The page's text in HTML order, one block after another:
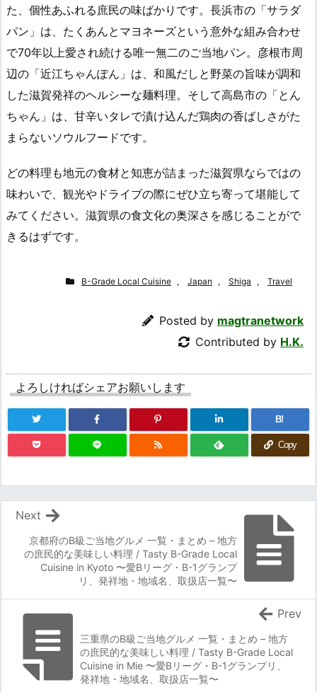
た、個性あふれる庶民の味ばかりです。長浜市の「サラダ
パン」は、たくあんとマヨネーズという意外な組み合わせ
で70年以上愛され続ける唯一無二のご当地パン。彦根市周
辺の「近江ちゃんぽん」は、和風だしと野菜の旨味が調和
した滋賀発祥のヘルシーな麺料理。そして高島市の「とん
ちゃん」は、甘辛いタレで漬け込んだ鶏肉の香ばしさがた
まらないソウルフードです。
どの料理も地元の食材と知恵が詰まった滋賀県ならではの
味わいで、観光やドライブの際にぜひ立ち寄って堪能して
みてください。滋賀県の食文化の奥深さを感じることがで
きるはずです。
B-Grade Local Cuisine , Japan , Shiga , Travel
Posted by magtranetwork
Contributed by H.K.
よろしければシェアお願いします
B!
Copy
京都府のB級ご当地グルメ 一覧・まとめ – 地方
の庶民的な美味しい料理 / Tasty B-Grade Local
Cuisine in Kyoto 〜愛Bリーグ・B-1グランプ
リ、発祥地・地域名、取扱店一覧〜
Next
三重県のB級ご当地グルメ 一覧・まとめ – 地方
の庶民的な美味しい料理 / Tasty B-Grade Local
Cuisine in Mie 〜愛Bリーグ・B-1グランプリ、
発祥地・地域名、取扱店一覧〜
Prev